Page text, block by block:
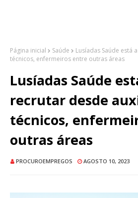
Página inicial Saúde
Lusíadas Saúde está
técnicos, enfermeiros entre outras áreas
Lusíadas Saúde
recrutar desde
técnicos,
outras áreas
PROCUROEMPREGOS AGOSTO 10, 2023